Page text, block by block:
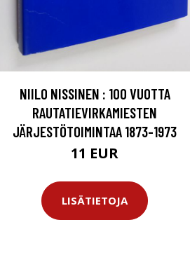
NIILO NISSINEN : 100 VUOTTA
RAUTATIEVIRKAMIESTEN
JÄRJESTÖTOIMINTAA 1873-1973
11 EUR
LISÄTIETOJA